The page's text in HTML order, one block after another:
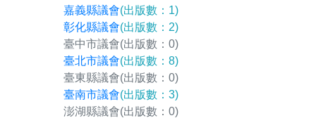
嘉義縣議會(出版數：1)
彰化縣議會(出版數：2)
臺中市議會(出版數：0)
臺北市議會(出版數：8)
臺東縣議會(出版數：0)
臺南市議會(出版數：3)
澎湖縣議會(出版數：0)